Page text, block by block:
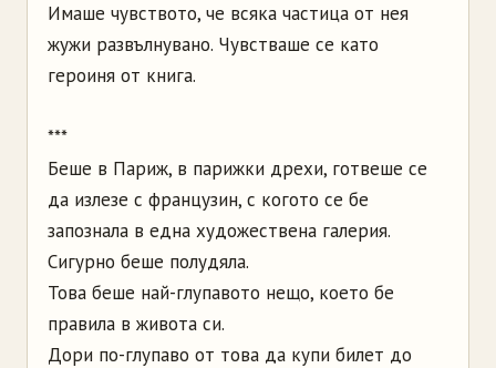
Имаше чувството, че всяка частица от нея
жужи развълнувано. Чувстваше се като
героиня от книга.
***
Беше в Париж, в парижки дрехи, готвеше се
да излезе с французин, с когото се бе
запознала в една художествена галерия.
Сигурно беше полудяла.
Това беше най-глупавото нещо, което бе
правила в живота си.
Дори по-глупаво от това да купи билет до